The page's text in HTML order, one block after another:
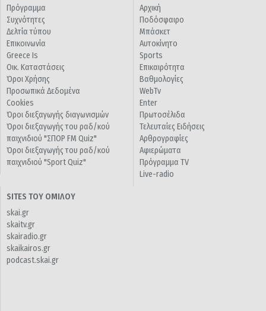
Πρόγραμμα
Συχνότητες
Δελτία τύπου
Επικοινωνία
Greece Is
Οικ. Καταστάσεις
Όροι Χρήσης
Προσωπικά Δεδομένα
Cookies
Όροι διεξαγωγής διαγωνισμών
Όροι διεξαγωγής του ραδ/κού
παιχνιδιού "ΣΠΟΡ FM Quiz"
Όροι διεξαγωγής του ραδ/κού
παιχνιδιού "Sport Quiz"
Αρχική
Ποδόσφαιρο
Μπάσκετ
Αυτοκίνητο
Sports
Επικαιρότητα
Βαθμολογίες
WebTv
Enter
Πρωτοσέλιδα
Τελευταίες Ειδήσεις
Αρθρογραφίες
Αφιερώματα
Πρόγραμμα TV
Live-radio
SITES ΤΟΥ ΟΜΙΛΟΥ
skai.gr
skaitv.gr
skairadio.gr
skaikairos.gr
podcast.skai.gr